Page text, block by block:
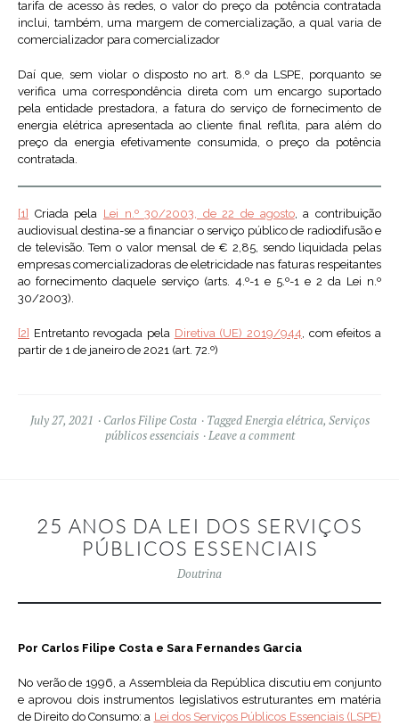
tarifa de acesso às redes, o valor do preço da potência contratada
inclui, também, uma margem de comercialização, a qual varia de
comercializador para comercializador
Daí que, sem violar o disposto no art. 8.º da LSPE, porquanto se
verifica uma correspondência direta com um encargo suportado
pela entidade prestadora, a fatura do serviço de fornecimento de
energia elétrica apresentada ao cliente final reflita, para além do
preço da energia efetivamente consumida, o preço da potência
contratada.
[1] Criada pela Lei n.º 30/2003, de 22 de agosto, a contribuição
audiovisual destina-se a financiar o serviço público de radiodifusão e
de televisão. Tem o valor mensal de € 2,85, sendo liquidada pelas
empresas comercializadoras de eletricidade nas faturas respeitantes
ao fornecimento daquele serviço (arts. 4.º-1 e 5.º-1 e 2 da Lei n.º
30/2003).
[2] Entretanto revogada pela Diretiva (UE) 2019/944, com efeitos a
partir de 1 de janeiro de 2021 (art. 72.º)
July 27, 2021 Carlos Filipe Costa TaggedEnergia elétrica, Serviços
públicos essenciais
Leave a comment
25 ANOS DA LEI DOS SERVIÇOS
PÚBLICOS ESSENCIAIS
Doutrina
Por Carlos Filipe Costa e Sara Fernandes Garcia
No verão de 1996, a Assembleia da República discutiu em conjunto
e aprovou dois instrumentos legislativos estruturantes em matéria
de Direito do Consumo: a Lei dos Serviços Públicos Essenciais (LSPE)